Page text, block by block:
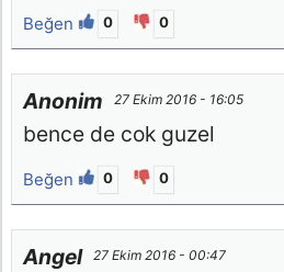
Beğen 0 0
Anonim 27 Ekim 2016 - 16:05
bence de cok guzel
Beğen 0 0
Angel 27 Ekim 2016 - 00:47